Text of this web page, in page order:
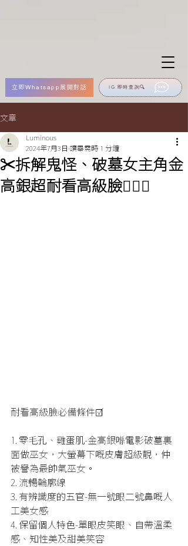
立即Whatsapp展開對話 IG 即時查詢🔍
文章
✂️拆解鬼怪、破墓女主角金
高銀超耐看高級臉🧏🏻‍♀️
Luminous
2024年7月3日 讀畢需時 1 分鐘
耐看高級臉必備條件☑️
1. 零毛孔、雞蛋肌-金高銀喺電影破墓裏
面做巫女，大螢幕下嘅皮膚超級靚，仲
被譽為最帥氣巫女。
2. 流暢輪廓線
3. 有辨識度的五官-無一號眼二號鼻嘅人
工美女感
4. 保留個人特色-單眼皮笑眼、自帶溫柔
感、知性美及甜美笑容